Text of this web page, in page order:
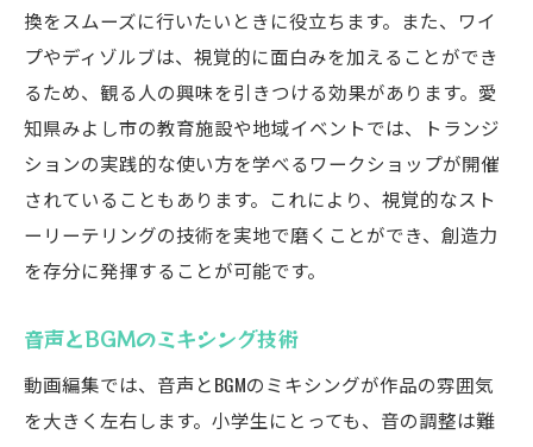
換をスムーズに行いたいときに役立ちます。また、ワイ
プやディゾルブは、視覚的に面白みを加えることができ
るため、観る人の興味を引きつける効果があります。愛
知県みよし市の教育施設や地域イベントでは、トランジ
ションの実践的な使い方を学べるワークショップが開催
されていることもあります。これにより、視覚的なスト
ーリーテリングの技術を実地で磨くことができ、創造力
を存分に発揮することが可能です。
音声とBGMのミキシング技術
動画編集では、音声とBGMのミキシングが作品の雰囲気
を大きく左右します。小学生にとっても、音の調整は難